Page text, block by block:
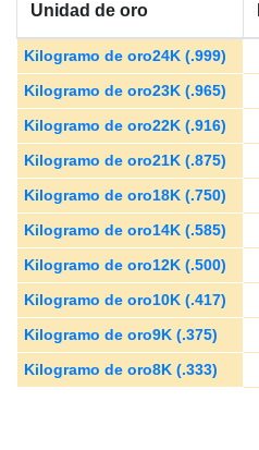
Unidad de oro
Kilogramo de oro24K (.999)
Kilogramo de oro23K (.965)
Kilogramo de oro22K (.916)
Kilogramo de oro21K (.875)
Kilogramo de oro18K (.750)
Kilogramo de oro14K (.585)
Kilogramo de oro12K (.500)
Kilogramo de oro10K (.417)
Kilogramo de oro9K (.375)
Kilogramo de oro8K (.333)